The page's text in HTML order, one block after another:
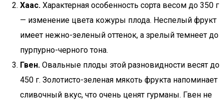
Хаас. Характерная особенность сорта весом до 350 г
— изменение цвета кожуры плода. Неспелый фрукт
имеет нежно-зеленый оттенок, а зрелый темнеет до
пурпурно-черного тона.
Гвен. Овальные плоды этой разновидности весят до
450 г. Золотисто-зеленая мякоть фрукта напоминает
сливочный вкус, что очень ценят гурманы. Гвен не